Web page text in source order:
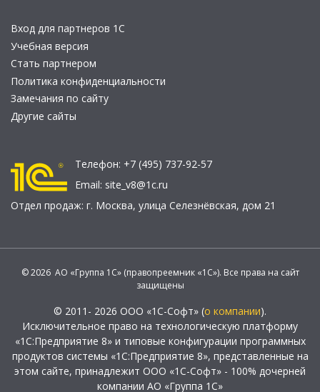
Вход для партнеров 1С
Учебная версия
Стать партнером
Политика конфиденциальности
Замечания по сайту
Другие сайты
Телефон: +7 (495) 737-92-57
Email: site_v8@1c.ru
Отдел продаж: г. Москва, улица Селезнёвская, дом 21
© 2026 АО «Группа 1С» (правопреемник «1С»). Все права на сайт
защищены
© 2011- 2026 ООО «1С-Софт» (о компании).
Исключительное право на технологическую платформу
«1С:Предприятие 8» и типовые конфигурации программных
продуктов системы «1С:Предприятие 8», представленные на
этом сайте, принадлежит ООО «1С-Софт» - 100% дочерней
компании АО «Группа 1С»